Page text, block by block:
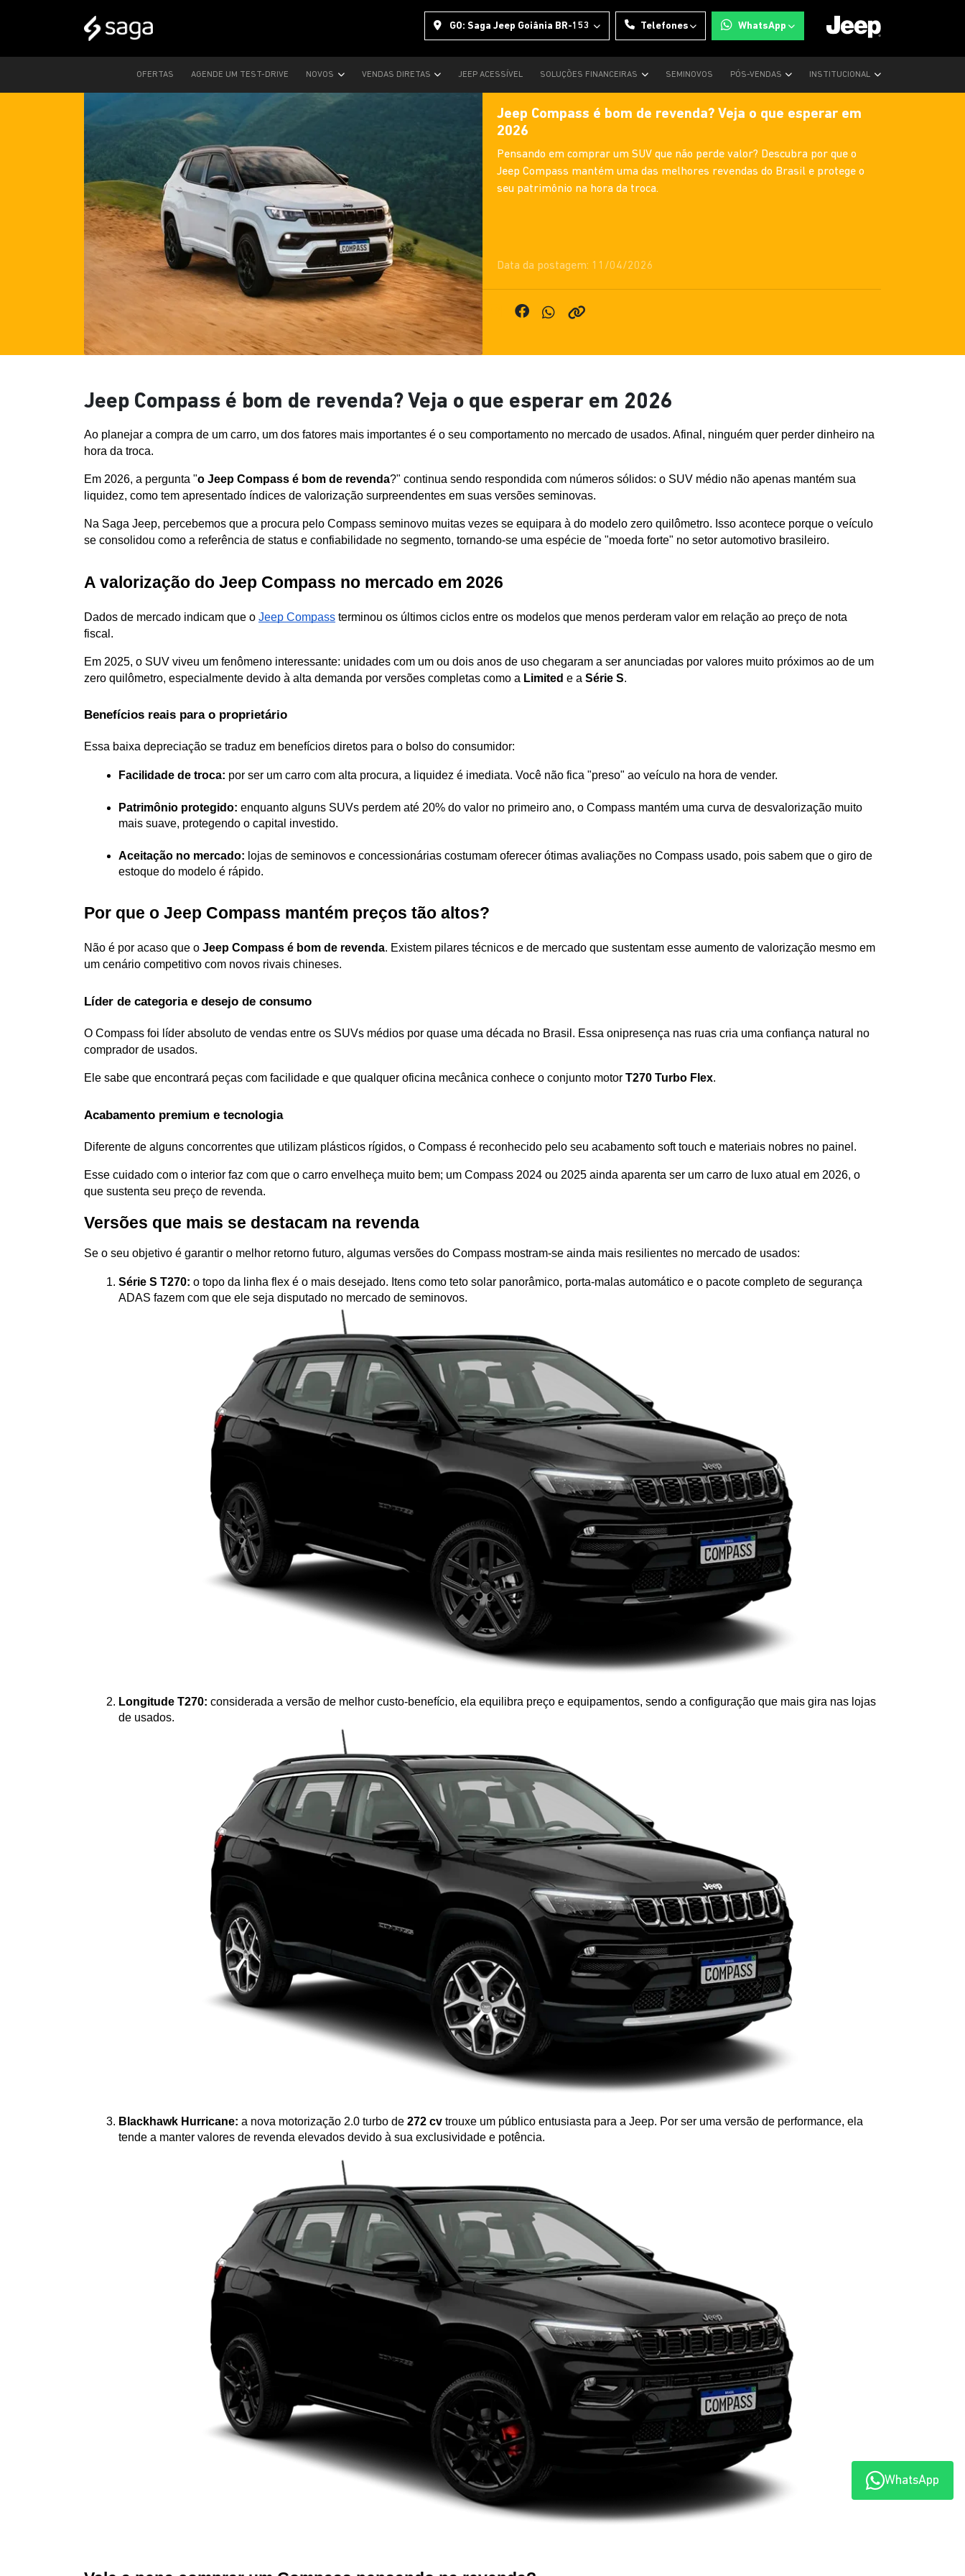
GO: Saga Jeep Goiânia BR-153 Telefones WhatsApp
OFERTAS AGENDE UM TEST-DRIVE NOVOS VENDAS DIRETAS JEEP ACESSÍVEL SOLUÇÕES FINANCEIRAS SEMINOVOS PÓS-VENDAS INSTITUCIONAL
Jeep Compass é bom de revenda? Veja o que esperar em
2026
Pensando em comprar um SUV que não perde valor? Descubra por que o
Jeep Compass mantém uma das melhores revendas do Brasil e protege o
seu patrimônio na hora da troca.
Data da postagem: 11/04/2026
Jeep Compass é bom de revenda? Veja o que esperar em 2026
Ao planejar a compra de um carro, um dos fatores mais importantes é o seu comportamento no mercado de usados. Afinal, ninguém quer perder dinheiro na
hora da troca.
Em 2026, a pergunta "o Jeep Compass é bom de revenda?" continua sendo respondida com números sólidos: o SUV médio não apenas mantém sua
liquidez, como tem apresentado índices de valorização surpreendentes em suas versões seminovas.
Na Saga Jeep, percebemos que a procura pelo Compass seminovo muitas vezes se equipara à do modelo zero quilômetro. Isso acontece porque o veículo
se consolidou como a referência de status e confiabilidade no segmento, tornando-se uma espécie de "moeda forte" no setor automotivo brasileiro.
A valorização do Jeep Compass no mercado em 2026
Dados de mercado indicam que o Jeep Compass terminou os últimos ciclos entre os modelos que menos perderam valor em relação ao preço de nota
fiscal.
Em 2025, o SUV viveu um fenômeno interessante: unidades com um ou dois anos de uso chegaram a ser anunciadas por valores muito próximos ao de um
zero quilômetro, especialmente devido à alta demanda por versões completas como a Limited e a Série S.
Benefícios reais para o proprietário
Essa baixa depreciação se traduz em benefícios diretos para o bolso do consumidor:
Facilidade de troca: por ser um carro com alta procura, a liquidez é imediata. Você não fica "preso" ao veículo na hora de vender.
Patrimônio protegido: enquanto alguns SUVs perdem até 20% do valor no primeiro ano, o Compass mantém uma curva de desvalorização muito
mais suave, protegendo o capital investido.
Aceitação no mercado: lojas de seminovos e concessionárias costumam oferecer ótimas avaliações no Compass usado, pois sabem que o giro de
estoque do modelo é rápido.
Por que o Jeep Compass mantém preços tão altos?
Não é por acaso que o Jeep Compass é bom de revenda. Existem pilares técnicos e de mercado que sustentam esse aumento de valorização mesmo em
um cenário competitivo com novos rivais chineses.
Líder de categoria e desejo de consumo
O Compass foi líder absoluto de vendas entre os SUVs médios por quase uma década no Brasil. Essa onipresença nas ruas cria uma confiança natural no
comprador de usados.
Ele sabe que encontrará peças com facilidade e que qualquer oficina mecânica conhece o conjunto motor T270 Turbo Flex.
Acabamento premium e tecnologia
Diferente de alguns concorrentes que utilizam plásticos rígidos, o Compass é reconhecido pelo seu acabamento soft touch e materiais nobres no painel.
Esse cuidado com o interior faz com que o carro envelheça muito bem; um Compass 2024 ou 2025 ainda aparenta ser um carro de luxo atual em 2026, o
que sustenta seu preço de revenda.
Versões que mais se destacam na revenda
Se o seu objetivo é garantir o melhor retorno futuro, algumas versões do Compass mostram-se ainda mais resilientes no mercado de usados:
Série S T270: o topo da linha flex é o mais desejado. Itens como teto solar panorâmico, porta-malas automático e o pacote completo de segurança
Longitude T270: considerada a versão de melhor custo-benefício, ela equilibra preço e equipamentos, sendo a configuração que mais gira nas lojas
de usados.
Blackhawk Hurricane: a nova motorização 2.0 turbo de 272 cv trouxe um público entusiasta para a Jeep. Por ser uma versão de performance, ela
tende a manter valores de revenda elevados devido à sua exclusividade e potência.
WhatsApp